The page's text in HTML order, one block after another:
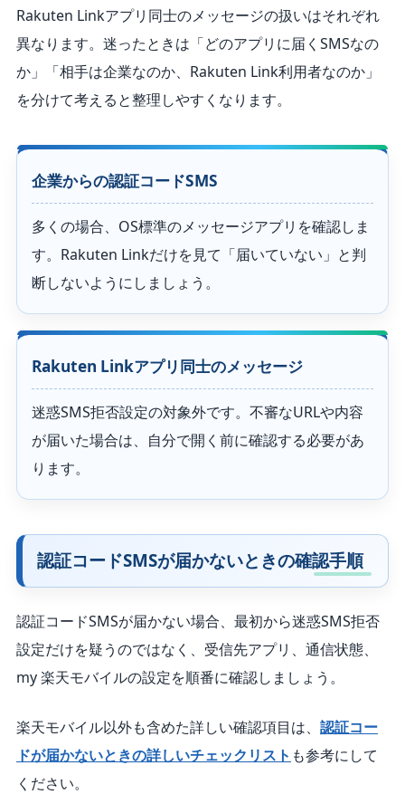
Rakuten Linkアプリ同士のメッセージの扱いはそれぞれ
異なります。迷ったときは「どのアプリに届くSMSなの
か」「相手は企業なのか、Rakuten Link利用者なのか」
を分けて考えると整理しやすくなります。
企業からの認証コードSMS
多くの場合、OS標準のメッセージアプリを確認しま
す。Rakuten Linkだけを見て「届いていない」と判
断しないようにしましょう。
Rakuten Linkアプリ同士のメッセージ
迷惑SMS拒否設定の対象外です。不審なURLや内容
が届いた場合は、自分で開く前に確認する必要があ
ります。
認証コードSMSが届かないときの確認手順
認証コードSMSが届かない場合、最初から迷惑SMS拒否
設定だけを疑うのではなく、受信先アプリ、通信状態、
my 楽天モバイルの設定を順番に確認しましょう。
楽天モバイル以外も含めた詳しい確認項目は、 認証コー
ドが届かないときの詳しいチェックリスト も参考にして
ください。